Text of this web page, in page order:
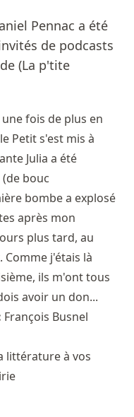
Pennac a été
de podcasts
(La p'tite
fois de plus en
Petit s'est mis à
Julia a été
bouc
bombe a explosé
après mon
plus tard, au
Comme j'étais là
ils m'ont tous
avoir un don...
François Busnel
littérature à vos